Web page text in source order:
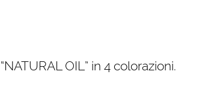
OIL” in 4 colorazioni.